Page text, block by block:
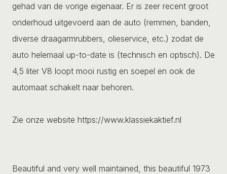
gehad van de vorige eigenaar. Er is zeer recent groot
onderhoud uitgevoerd aan de auto (remmen, banden,
diverse draagarmrubbers, olieservice, etc.) zodat de
auto helemaal up-to-date is (technisch en optisch). De
4,5 liter V8 loopt mooi rustig en soepel en ook de
automaat schakelt naar behoren.
Zie onze website https://www.klassiekaktief.nl
Beautiful and very well maintained, this beautiful 1973